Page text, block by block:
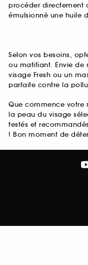
procéder directement
émulsionné une huile
Selon vos besoins,
ou matifiant. Envie de
visage Fresh ou un
parfaite contre la
Que commence votre
la peau du visage
testés et
! Bon moment de